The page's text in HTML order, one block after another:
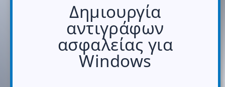
Δημιουργία
αντιγράφων
ασφαλείας για
Windows